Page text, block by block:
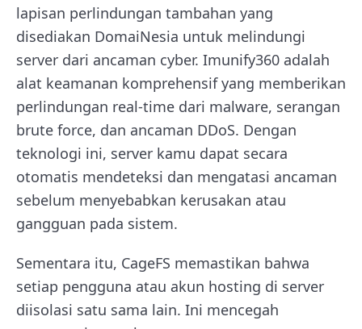
lapisan perlindungan tambahan yang
disediakan DomaiNesia untuk melindungi
server dari ancaman cyber. Imunify360 adalah
alat keamanan komprehensif yang memberikan
perlindungan real-time dari malware, serangan
brute force, dan ancaman DDoS. Dengan
teknologi ini, server kamu dapat secara
otomatis mendeteksi dan mengatasi ancaman
sebelum menyebabkan kerusakan atau
gangguan pada sistem.
Sementara itu, CageFS memastikan bahwa
setiap pengguna atau akun hosting di server
diisolasi satu sama lain. Ini mencegah